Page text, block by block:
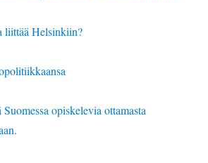
liittää Helsinkiin?
opiskelevia ottamasta